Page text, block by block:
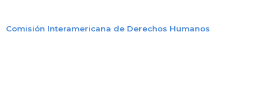
Comisión Interamericana de Derechos Humanos